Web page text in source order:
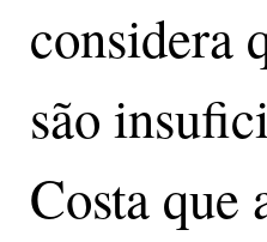
considera
são
Costa que